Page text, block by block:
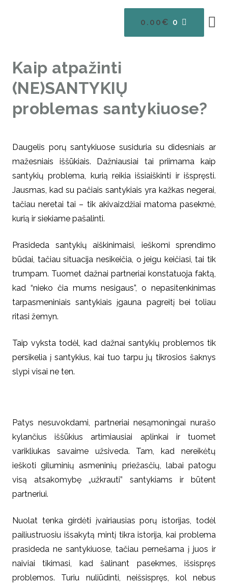
0.00 € 0
Kaip atpažinti
(NE)SANTYKIŲ
problemas santykiuose?
Daugelis porų santykiuose susiduria su didesniais ar
mažesniais iššūkiais. Dažniausiai tai priimama kaip
santykių problema, kurią reikia išsiaiškinti ir išspręsti.
Jausmas, kad su pačiais santykiais yra kažkas negerai,
tačiau neretai tai – tik akivaizdžiai matoma pasekmė,
kurią ir siekiame pašalinti.
Prasideda santykių aiškinimaisi, ieškomi sprendimo
būdai, tačiau situacija nesikeičia, o jeigu keičiasi, tai tik
trumpam. Tuomet dažnai partneriai konstatuoja faktą,
kad “nieko čia mums nesigaus”, o nepasitenkinimas
tarpasmeniniais santykiais įgauna pagreitį bei toliau
ritasi žemyn.
Taip vyksta todėl, kad dažnai santykių problemos tik
persikelia į santykius, kai tuo tarpu jų tikrosios šaknys
slypi visai ne ten.
Patys nesuvokdami, partneriai nesąmoningai nurašo
kylančius iššūkius artimiausiai aplinkai ir tuomet
varikliukas savaime užsiveda. Tam, kad nereikėtų
ieškoti giluminių asmeninių priežasčių, labai patogu
visą atsakomybę „užkrauti” santykiams ir būtent
partneriui.
Nuolat tenka girdėti įvairiausias porų istorijas, todėl
pailiustruosiu išsakytą mintį tikra istorija, kai problema
prasideda ne santykiuose, tačiau pernešama į juos ir
naiviai tikimasi, kad šalinant pasekmes, išsispręs
problemos. Turiu nuliūdinti, neišsispręs, kol nebus